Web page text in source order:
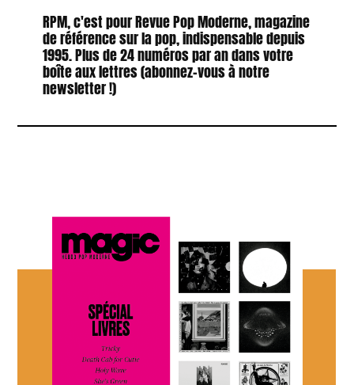
RPM, c'est pour Revue Pop Moderne, magazine
de référence sur la pop, indispensable depuis
1995. Plus de 24 numéros par an dans votre
boîte aux lettres (abonnez-vous à notre
newsletter !)